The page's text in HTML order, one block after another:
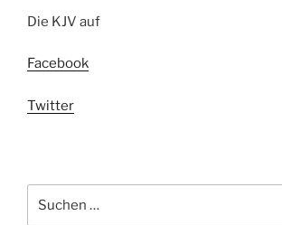
Die KJV auf
Facebook
Twitter
nach: